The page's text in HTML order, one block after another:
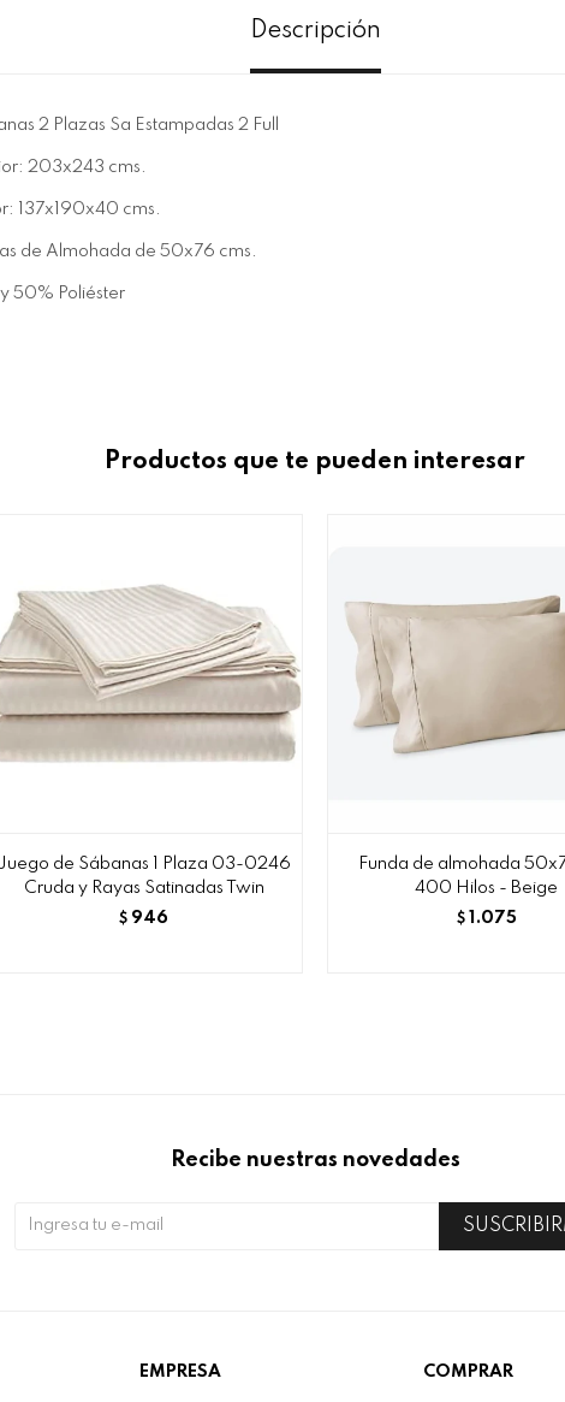
Descripción
2 Plazas Sa Estampadas 2 Full
203x243 cms.
137x190x40 cms.
de Almohada de 50x76 cms.
50% Poliéster
Productos que te pueden interesar
de Sábanas 1 Plaza 03-0246
Cruda y Rayas Satinadas Twin
$ 946
Funda de almohada
400 Hilos - Beige
$ 1.075
EMPRESA COMPRAR
Recibe nuestras novedades